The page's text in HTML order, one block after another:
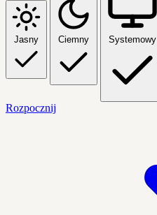
Jasny Ciemny Systemowy
Rozpocznij